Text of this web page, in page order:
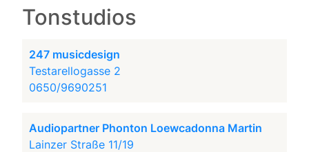
Tonstudios
247 musicdesign
Testarellogasse 2
0650/9690251
Audiopartner Phonton Loewcadonna Martin
Lainzer Straße 11/19